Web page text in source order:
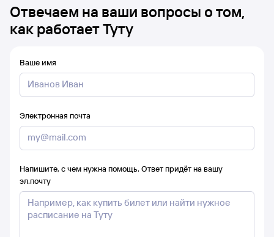
Отвечаем на ваши вопросы о том,
как работает Туту
Ваше имя
Электронная почта
Напишите, с чем нужна помощь. Ответ придёт на вашу
эл.почту